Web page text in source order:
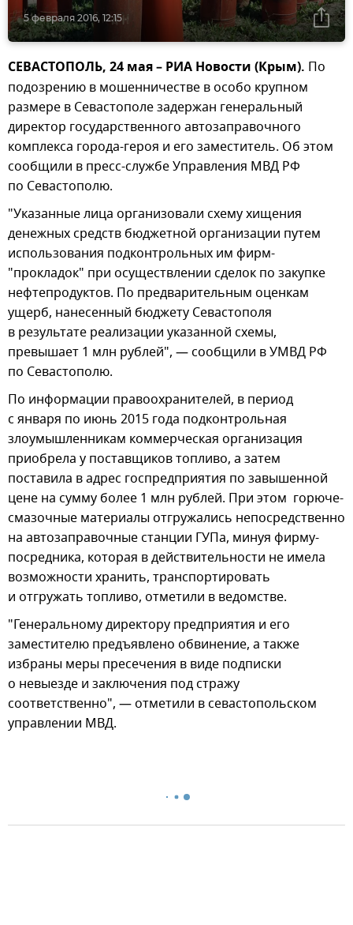
5 февраля 2016, 12:15
СЕВАСТОПОЛЬ, 24 мая – РИА Новости (Крым). По
подозрению в мошенничестве в особо крупном
размере в Севастополе задержан генеральный
директор государственного автозаправочного
комплекса города-героя и его заместитель. Об этом
сообщили в пресс-службе Управления МВД РФ
по Севастополю.
"Указанные лица организовали схему хищения
денежных средств бюджетной организации путем
использования подконтрольных им фирм-
"прокладок" при осуществлении сделок по закупке
нефтепродуктов. По предварительным оценкам
ущерб, нанесенный бюджету Севастополя
в результате реализации указанной схемы,
превышает 1 млн рублей", — сообщили в УМВД РФ
по Севастополю.
По информации правоохранителей, в период
с января по июнь 2015 года подконтрольная
злоумышленникам коммерческая организация
приобрела у поставщиков топливо, а затем
поставила в адрес госпредприятия по завышенной
цене на сумму более 1 млн рублей. При этом горюче-
смазочные материалы отгружались непосредственно
на автозаправочные станции ГУПа, минуя фирму-
посредника, которая в действительности не имела
возможности хранить, транспортировать
и отгружать топливо, отметили в ведомстве.
"Генеральному директору предприятия и его
заместителю предъявлено обвинение, а также
избраны меры пресечения в виде подписки
о невыезде и заключения под стражу
соответственно", — отметили в севастопольском
управлении МВД.